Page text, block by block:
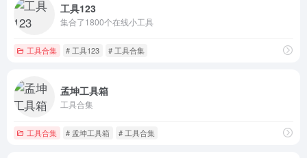
工具123
集合了1800个在线小工具
工具合集 # 工具123 # 工具合集
孟坤工具箱
工具合集
工具合集 # 孟坤工具箱 # 工具合集